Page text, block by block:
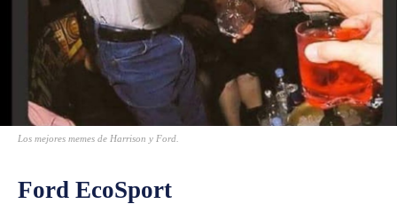
Los mejores memes de Harrison y Ford.
Ford EcoSport